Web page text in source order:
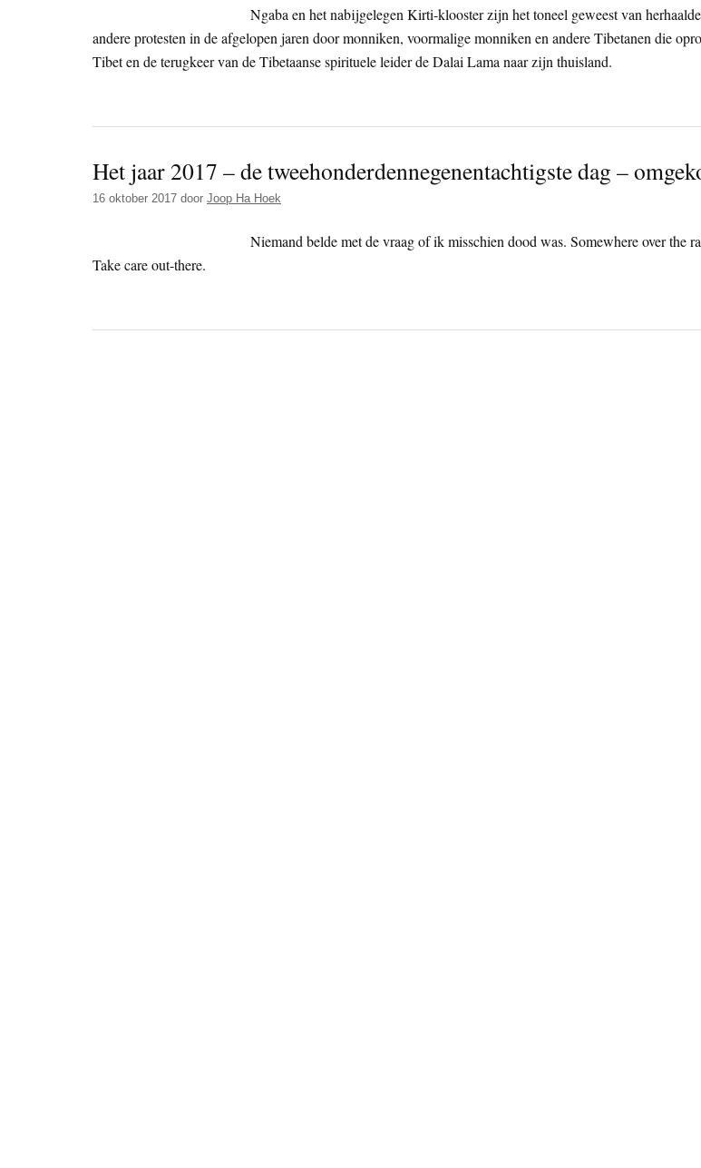
Ngaba en het nabijgelegen Kirti-klooster zijn het toneel geweest van
andere protesten in de afgelopen jaren door monniken, voormalige monniken en andere Tibetanen die
Tibet en de terugkeer van de Tibetaanse spirituele leider de Dalai Lama naar zijn thuisland.
Het jaar 2017 – de tweehonderdennegenentachtigste dag –
16 oktober 2017 door Joop Ha Hoek
Niemand belde met de vraag of ik misschien dood was. Somewhere over the
Take care out-there.